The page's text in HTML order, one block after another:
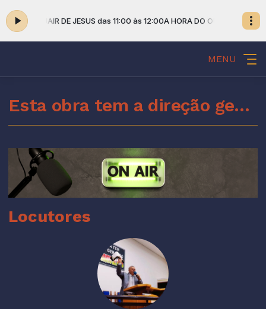
PASTOR JAIR DE JESUS das 11:00 às 12:00A HORA DO OUVINTE com
MENU
Esta obra tem a direção geral do Espírito Santo de Deus
Locutores